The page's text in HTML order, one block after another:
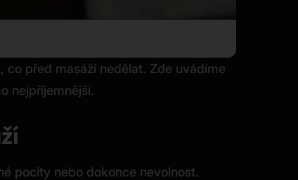
co před masáží nedělat. Zde uvádíme
nejpříjemnější.
pocity nebo dokonce nevolnost.